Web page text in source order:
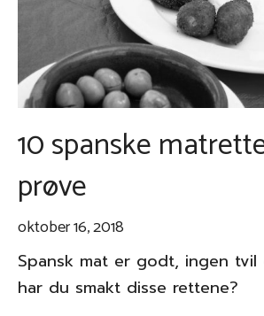
10 spanske
prøve
oktober 16, 2018
Spansk mat er godt, ingen tvil
har du smakt disse rettene?